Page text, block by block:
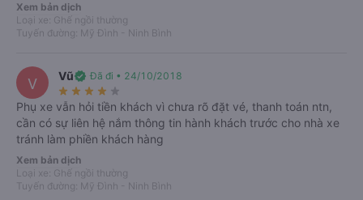
Thông tin xe Thiên Trường (Vĩnh Yên)
VeXeRe.com mở bán vé trực tuyến xe Thiên Trường (Vĩnh
Xe Thiên Trường đi Ninh Bình
xe ghế ngồi 29 chỗ cao cấp, đời mới. Đây là dòng chuyên tuyến
Vĩnh Yên – Lai Thành, với nhiều khung giờ cho hành khách lựa
chọn. Nhà xe hướng tới sự trải nghiệm an toàn, thoải mái của
hành khách nên chú trọng chăm chút cả về chất lượng xe lẫn
đội ngũ nhân viên phục vụ chuyên nghiệp. Lựa chọn
Xem bản dịch
Loại xe: Ghế ngồi thường
Tuyến đường: Mỹ Đình - Ninh Bình
V Vũverified Đã đi • 24/10/2018
star_rate star_rate star_rate star_rate star_rate
Phụ xe vẫn hỏi tiền khách vì chưa rõ đặt vé, thanh toán ntn,
cần có sự liên hệ nắm thông tin hành khách trước cho nhà xe
tránh làm phiền khách hàng
Xem bản dịch
Loại xe: Ghế ngồi thường
Tuyến đường: Mỹ Đình - Ninh Bình